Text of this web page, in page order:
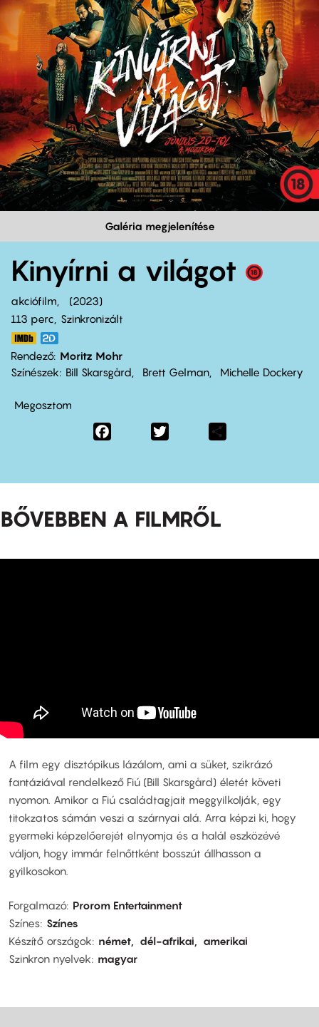
Galéria megjelenítése
Kinyírni a világot
akciófilm
2023
113 perc,
Szinkronizált
Rendező Moritz Mohr
Színészek
Bill Skarsgård Brett Gelman Michelle Dockery
Megosztom
Facebook
BŐVEBBEN A FILMRŐL
A film egy disztópikus lázálom, ami a süket, szikrázó
fantáziával rendelkező Fiú (Bill Skarsgård) életét követi
nyomon. Amikor a Fiú családtagjait meggyilkolják, egy
titokzatos sámán veszi a szárnyai alá. Arra képzi ki, hogy
gyermeki képzelőerejét elnyomja és a halál eszközévé
váljon, hogy immár felnőttként bosszút állhasson a
gyilkosokon.
Forgalmazó Prorom Entertainment
Színes Színes
Készítő országok
német dél-afrikai
amerikai
Szinkron nyelvek
magyar